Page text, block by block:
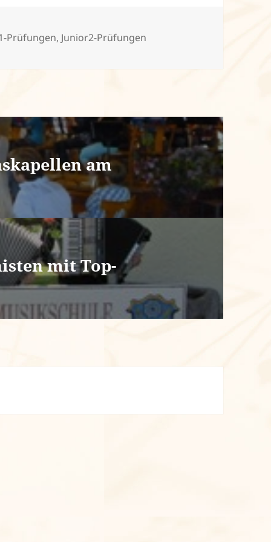
Prüfungen, Junior2-Prüfungen
am
mit Top-